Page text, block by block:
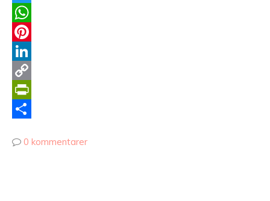
Twitter
WhatsApp
Pinterest
LinkedIn
Copy
Link
PrintFriendly
0 kommentarer